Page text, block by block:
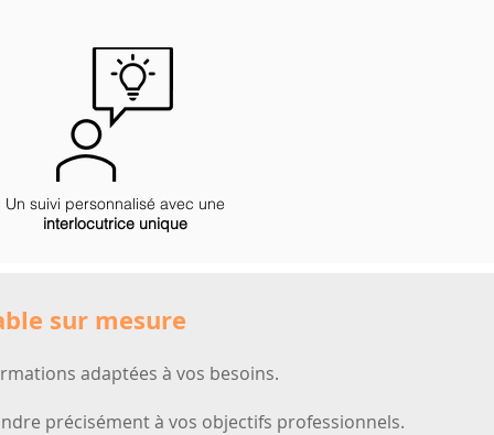
Un suivi personnalisé avec une
interlocutrice unique
sur mesure
adaptées à vos besoins.
précisément à vos objectifs professionnels.